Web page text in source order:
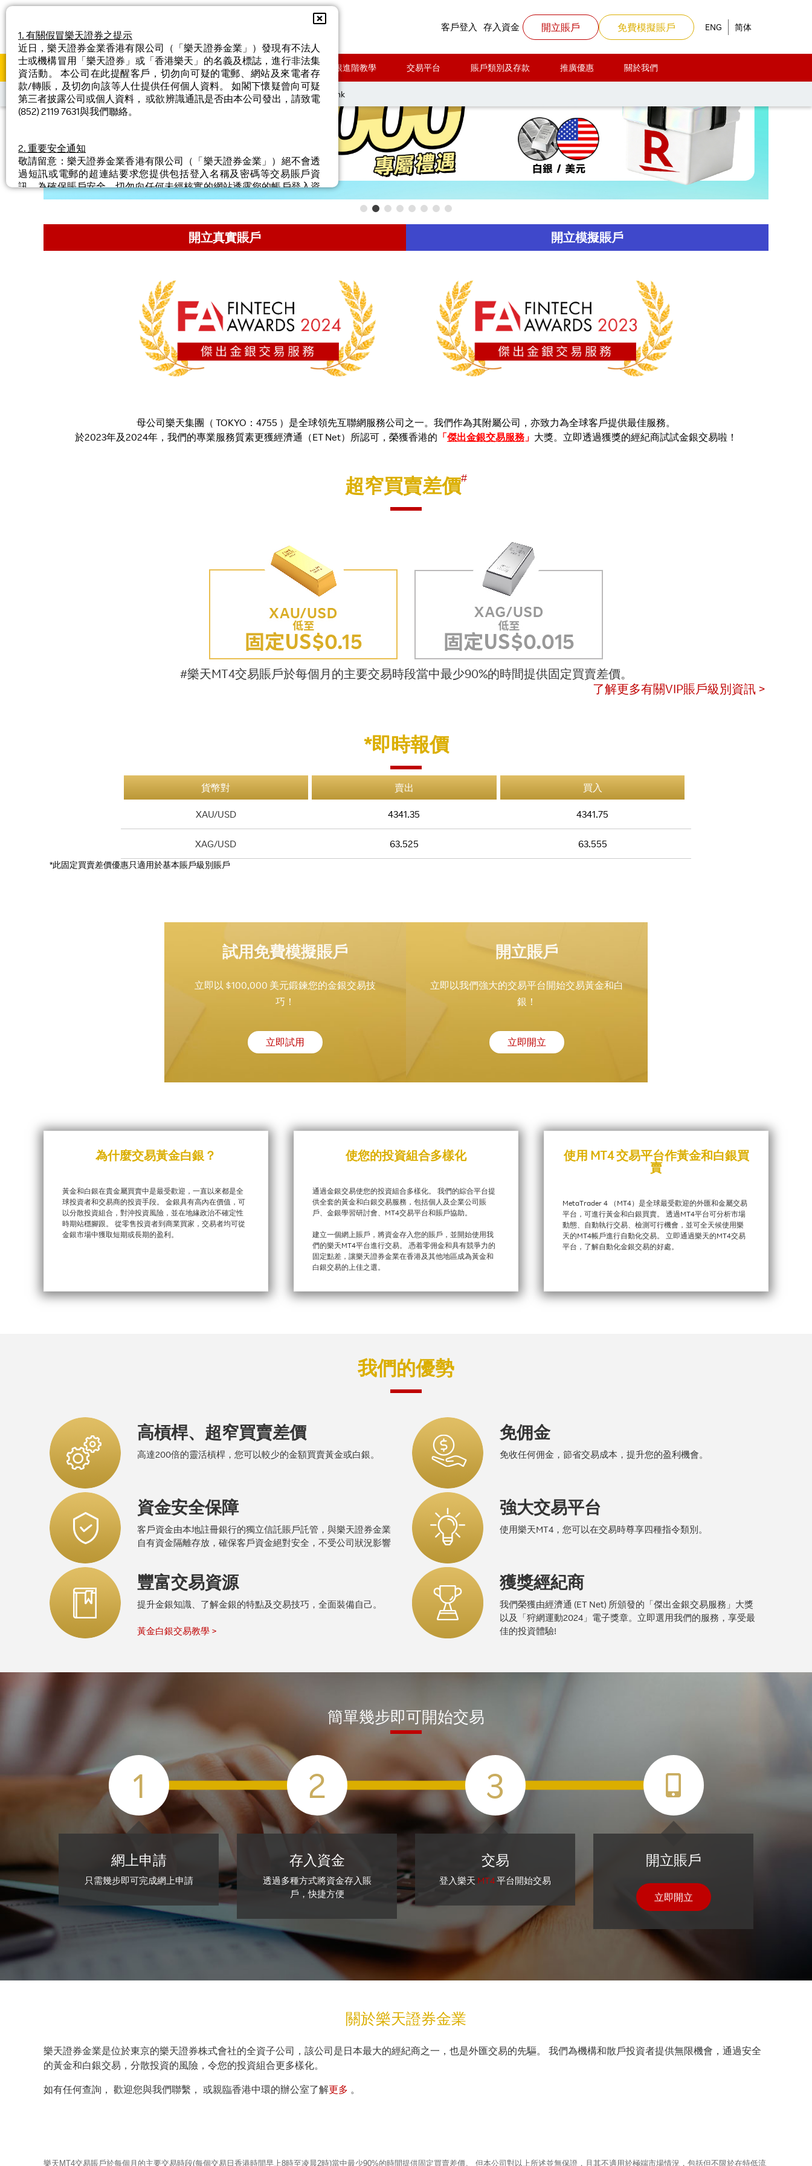
客戶登入 存入資金 開立賬戶 免費模擬賬戶 ENG 简体
主頁 我們的優勢 新手指南 金銀進階教學 交易平台 賬戶類別及存款 推廣優惠 關於我們
(852) 2119-7631 (852) 5503-4131 info@bullion.rakuten.com.hk
1. 有關假冒樂天證券之提示
近日，樂天證券金業香港有限公司（「樂天證券金業」）發現有不法人
士或機構冒用「樂天證券」或「香港樂天」的名義及標誌，進行非法集
資活動。 本公司在此提醒客戶，切勿向可疑的電郵、網站及來電者存
款/轉賬，及切勿向該等人仕提供任何個人資料。 如閣下懷疑曾向可疑
第三者披露公司或個人資料， 或欲辨識通訊是否由本公司發出，請致電
(852) 2119 7631與我們聯絡。
2. 重要安全通知
敬請留意：樂天證券金業香港有限公司（「樂天證券金業」）絕不會透
過短訊或電郵的超連結要求您提供包括登入名稱及密碼等交易賬戶資
訊。為確保賬戶安全，切勿向任何未經核實的網站透露您的帳戶登入資
訊並請直接於本公司官方網頁登入。如對任何連結有懷疑，請立即與本
開立真實賬戶 開立模擬賬戶
母公司樂天集團（ TOKYO：4755 ）是全球領先互聯網服務公司之一。我們作為其附屬公司，亦致力為全球客戶提供最佳服務。
於2023年及2024年，我們的專業服務質素更獲經濟通（ET Net）所認可，榮獲香港的 「傑出金銀交易服務 」 大獎。立即透過獲獎的經紀商試試金銀交易啦！
超窄買賣差價#
#樂天MT4交易賬戶於每個月的主要交易時段當中最少90%的時間提供固定買賣差價。
了解更多有關VIP賬戶級別資訊 >
*即時報價
貨幣對 賣出 買入
XAU/USD 4341.35 4341.75
XAG/USD 63.525 63.555
*此固定買賣差價優惠只適用於基本賬戶級別賬戶
試用免費模擬賬戶
立即以 $100,000 美元鍛鍊您的金銀交易技
巧！
立即試用
開立賬戶
立即以我們強大的交易平台開始交易黃金和白
銀！
立即開立
為什麼交易黃金白銀？
黃金和白銀在貴金屬買賣中是最受歡迎，一直以來都是全
球投資者和交易商的投資手段。 金銀具有高內在價值，可
以分散投資組合，對沖投資風險，並在地緣政治不確定性
時期站穩腳跟。 從零售投資者到商業買家，交易者均可從
金銀市場中獲取短期或長期的盈利。
使您的投資組合多樣化
通過金銀交易使您的投資組合多樣化。 我們的綜合平台提
供全套的黃金和白銀交易服務，包括個人及企業公司賬
戶、金銀學習研討會、MT4交易平台和賬戶協助。
建立一個網上賬戶，將資金存入您的賬戶，並開始使用我
們的樂天MT4平台進行交易。 憑着零佣金和具有競爭力的
固定點差，讓樂天證券金業在香港及其他地區成為黃金和
白銀交易的上佳之選。
使用 MT4 交易平台作黃金和白銀買
賣
MetaTrader 4 （MT4）是全球最受歡迎的外匯和金屬交易
平台，可進行黃金和白銀買賣。 透過MT4平台可分析市場
動態、自動執行交易、檢測可行機會，並可全天候使用樂
天的MT4帳戶進行自動化交易。 立即通過樂天的MT4交易
平台，了解自動化金銀交易的好處。
我們的優勢
高槓桿、超窄買賣差價
高達200倍的靈活槓桿，您可以較少的金額買賣黃金或白銀。
資金安全保障
客戶資金由本地註冊銀行的獨立信託賬戶託管，與樂天證券金業
自有資金隔離存放，確保客戶資金絕對安全，不受公司狀況影響
豐富交易資源
提升金銀知識、了解金銀的特點及交易技巧，全面裝備自己。
黃金白銀交易教學 >
免佣金
免收任何佣金，節省交易成本，提升您的盈利機會。
強大交易平台
使用樂天MT4，您可以在交易時尊享四種指令類別。
獲獎經紀商
我們榮獲由經濟通 (ET Net) 所頒發的「傑出金銀交易服務」大獎
以及「狩網運動2024」電子獎章。立即選用我們的服務，享受最
佳的投資體驗!
簡單幾步即可開始交易
1 2 3
網上申請
只需幾步即可完成網上申請
存入資金
透過多種方式將資金存入賬
戶，快捷方便
交易
登入樂天 MT4平台開始交易
開立賬戶
立即開立
關於樂天證券金業
樂天證券金業是位於東京的樂天證券株式會社的全資子公司，該公司是日本最大的經紀商之一，也是外匯交易的先驅。 我們為機構和散戶投資者提供無限機會，通過安全
的黃金和白銀交易，分散投資的風險，令您的投資組合更多樣化。
如有任何查詢， 歡迎您與我們聯繫， 或親臨香港中環的辦公室了解更多 。
樂天MT4交易賬戶於每個月的主要交易時段(每個交易日香港時間早上8時至凌晨2時)當中最少90%的時間提供固定買賣差價。 但本公司對以上所述並無保證，且其不適用於極端市場情況，包括但不限於在特低流